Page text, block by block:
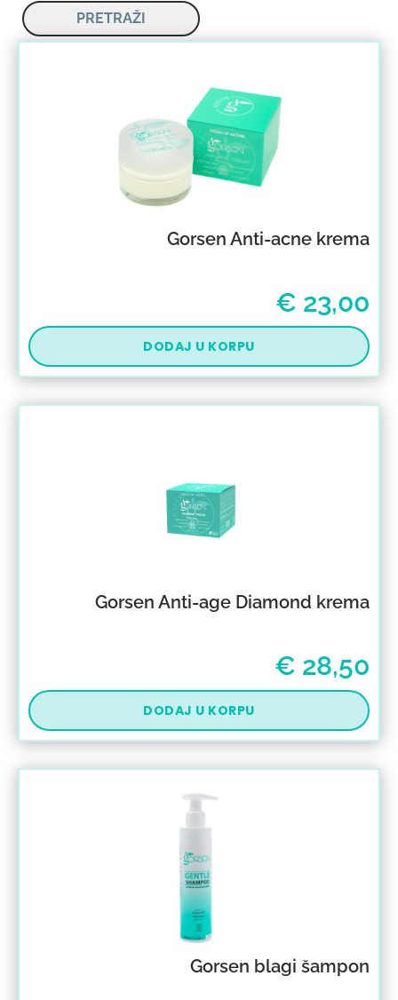
PRETRAŽI
Gorsen Anti-acne krema
€ 23,00
DODAJ U KORPU
Gorsen Anti-age Diamond krema
€ 28,50
DODAJ U KORPU
Gorsen blagi šampon